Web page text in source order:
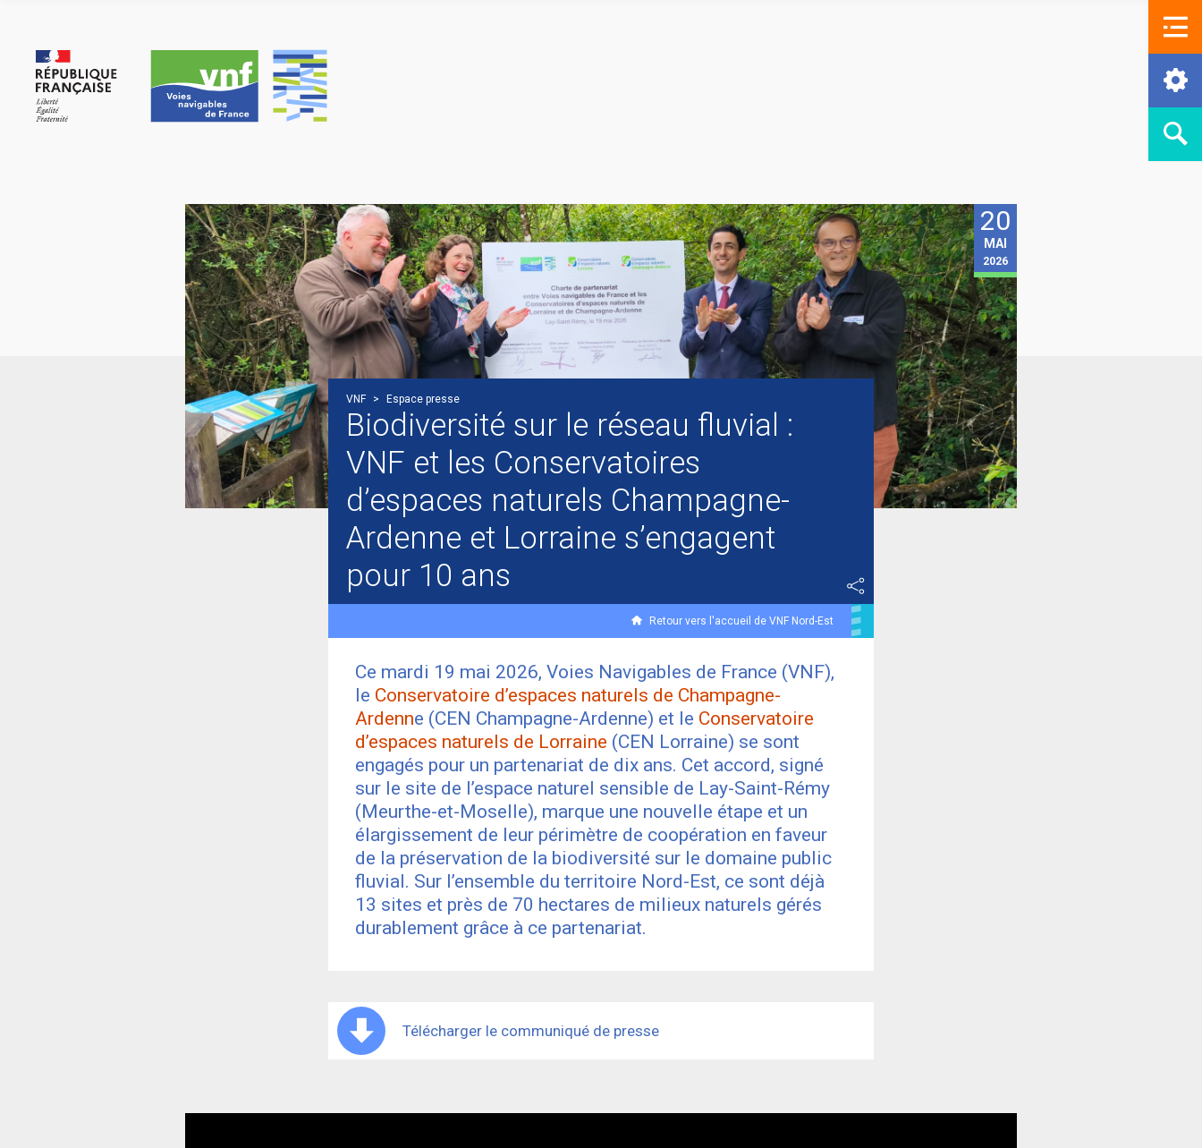
20
MAI
2026
VNF > Espace presse
Biodiversité sur le réseau fluvial :
VNF et les Conservatoires
d’espaces naturels Champagne-
Ardenne et Lorraine s’engagent
pour 10 ans
Retour vers l'accueil de VNF Nord-Est
Ce mardi 19 mai 2026, Voies Navigables de France (VNF),
le Conservatoire d’espaces naturels de Champagne-
Ardenne (CEN Champagne-Ardenne) et le Conservatoire
d’espaces naturels de Lorraine (CEN Lorraine) se sont
engagés pour un partenariat de dix ans. Cet accord, signé
sur le site de l’espace naturel sensible de Lay-Saint-Rémy
(Meurthe-et-Moselle), marque une nouvelle étape et un
élargissement de leur périmètre de coopération en faveur
de la préservation de la biodiversité sur le domaine public
fluvial. Sur l’ensemble du territoire Nord-Est, ce sont déjà
13 sites et près de 70 hectares de milieux naturels gérés
durablement grâce à ce partenariat.
Télécharger le communiqué de presse